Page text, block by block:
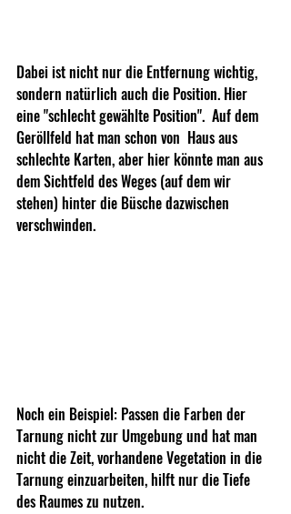
Dabei ist nicht nur die Entfernung wichtig,
sondern natürlich auch die Position. Hier
eine "schlecht gewählte Position".  Auf dem
Geröllfeld hat man schon von  Haus aus
schlechte Karten, aber hier könnte man aus
dem Sichtfeld des Weges (auf dem wir
stehen) hinter die Büsche dazwischen
verschwinden.
Noch ein Beispiel: Passen die Farben der
Tarnung nicht zur Umgebung und hat man
nicht die Zeit, vorhandene Vegetation in die
Tarnung einzuarbeiten, hilft nur die Tiefe
des Raumes zu nutzen.